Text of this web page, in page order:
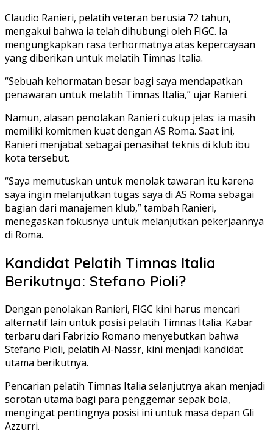
Claudio Ranieri, pelatih veteran berusia 72 tahun,
mengakui bahwa ia telah dihubungi oleh FIGC. Ia
mengungkapkan rasa terhormatnya atas kepercayaan
yang diberikan untuk melatih Timnas Italia.
“Sebuah kehormatan besar bagi saya mendapatkan
penawaran untuk melatih Timnas Italia,” ujar Ranieri.
Namun, alasan penolakan Ranieri cukup jelas: ia masih
memiliki komitmen kuat dengan AS Roma. Saat ini,
Ranieri menjabat sebagai penasihat teknis di klub ibu
kota tersebut.
“Saya memutuskan untuk menolak tawaran itu karena
saya ingin melanjutkan tugas saya di AS Roma sebagai
bagian dari manajemen klub,” tambah Ranieri,
menegaskan fokusnya untuk melanjutkan pekerjaannya
di Roma.
Kandidat Pelatih Timnas Italia
Berikutnya: Stefano Pioli?
Dengan penolakan Ranieri, FIGC kini harus mencari
alternatif lain untuk posisi pelatih Timnas Italia. Kabar
terbaru dari Fabrizio Romano menyebutkan bahwa
Stefano Pioli, pelatih Al-Nassr, kini menjadi kandidat
utama berikutnya.
Pencarian pelatih Timnas Italia selanjutnya akan menjadi
sorotan utama bagi para penggemar sepak bola,
mengingat pentingnya posisi ini untuk masa depan Gli
Azzurri.